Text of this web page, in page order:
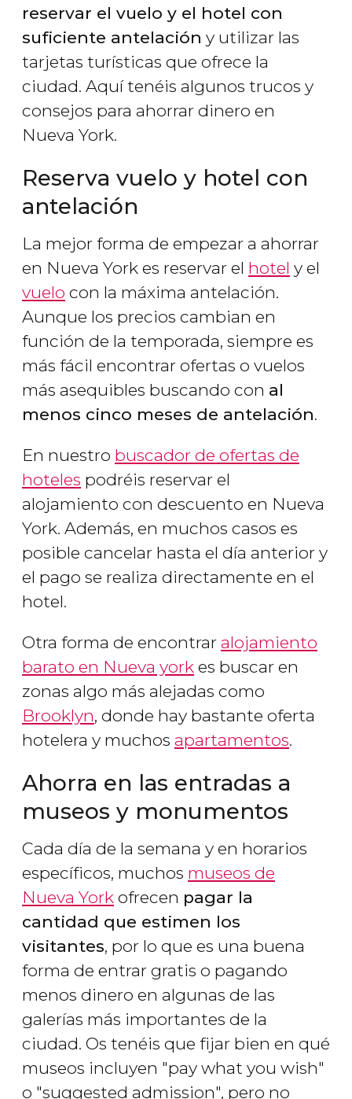
reservar el vuelo y el hotel con
suficiente antelación y utilizar las
tarjetas turísticas que ofrece la
ciudad. Aquí tenéis algunos trucos y
consejos para ahorrar dinero en
Nueva York.
Reserva vuelo y hotel con
antelación
La mejor forma de empezar a ahorrar
en Nueva York es reservar el hotel y el
vuelo con la máxima antelación.
Aunque los precios cambian en
función de la temporada, siempre es
más fácil encontrar ofertas o vuelos
más asequibles buscando con al
menos cinco meses de antelación.
En nuestro buscador de ofertas de
hoteles podréis reservar el
alojamiento con descuento en Nueva
York. Además, en muchos casos es
posible cancelar hasta el día anterior y
el pago se realiza directamente en el
hotel.
Otra forma de encontrar alojamiento
barato en Nueva york es buscar en
zonas algo más alejadas como
Brooklyn, donde hay bastante oferta
hotelera y muchos apartamentos.
Ahorra en las entradas a
museos y monumentos
Cada día de la semana y en horarios
específicos, muchos museos de
Nueva York ofrecen pagar la
cantidad que estimen los
visitantes, por lo que es una buena
forma de entrar gratis o pagando
menos dinero en algunas de las
galerías más importantes de la
ciudad. Os tenéis que fijar bien en qué
museos incluyen "pay what you wish"
o "suggested admission", pero no